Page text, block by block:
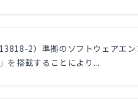
2）準拠のソフトウェアエ
を搭載することにより...